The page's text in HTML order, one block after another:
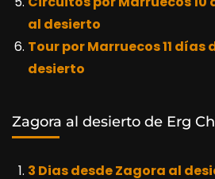
al desierto
Tour por Marruecos 11 días
desierto
Zagora al desierto de Erg
3 Dias desde Zagora al